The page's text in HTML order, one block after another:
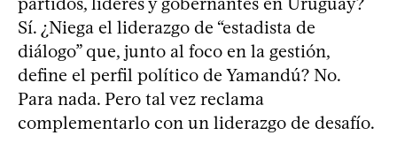
Sí. ¿Niega el liderazgo de “estadista de
diálogo” que, junto al foco en la gestión,
define el perfil político de Yamandú? No.
Para nada. Pero tal vez reclama
complementarlo con un liderazgo de desafío.